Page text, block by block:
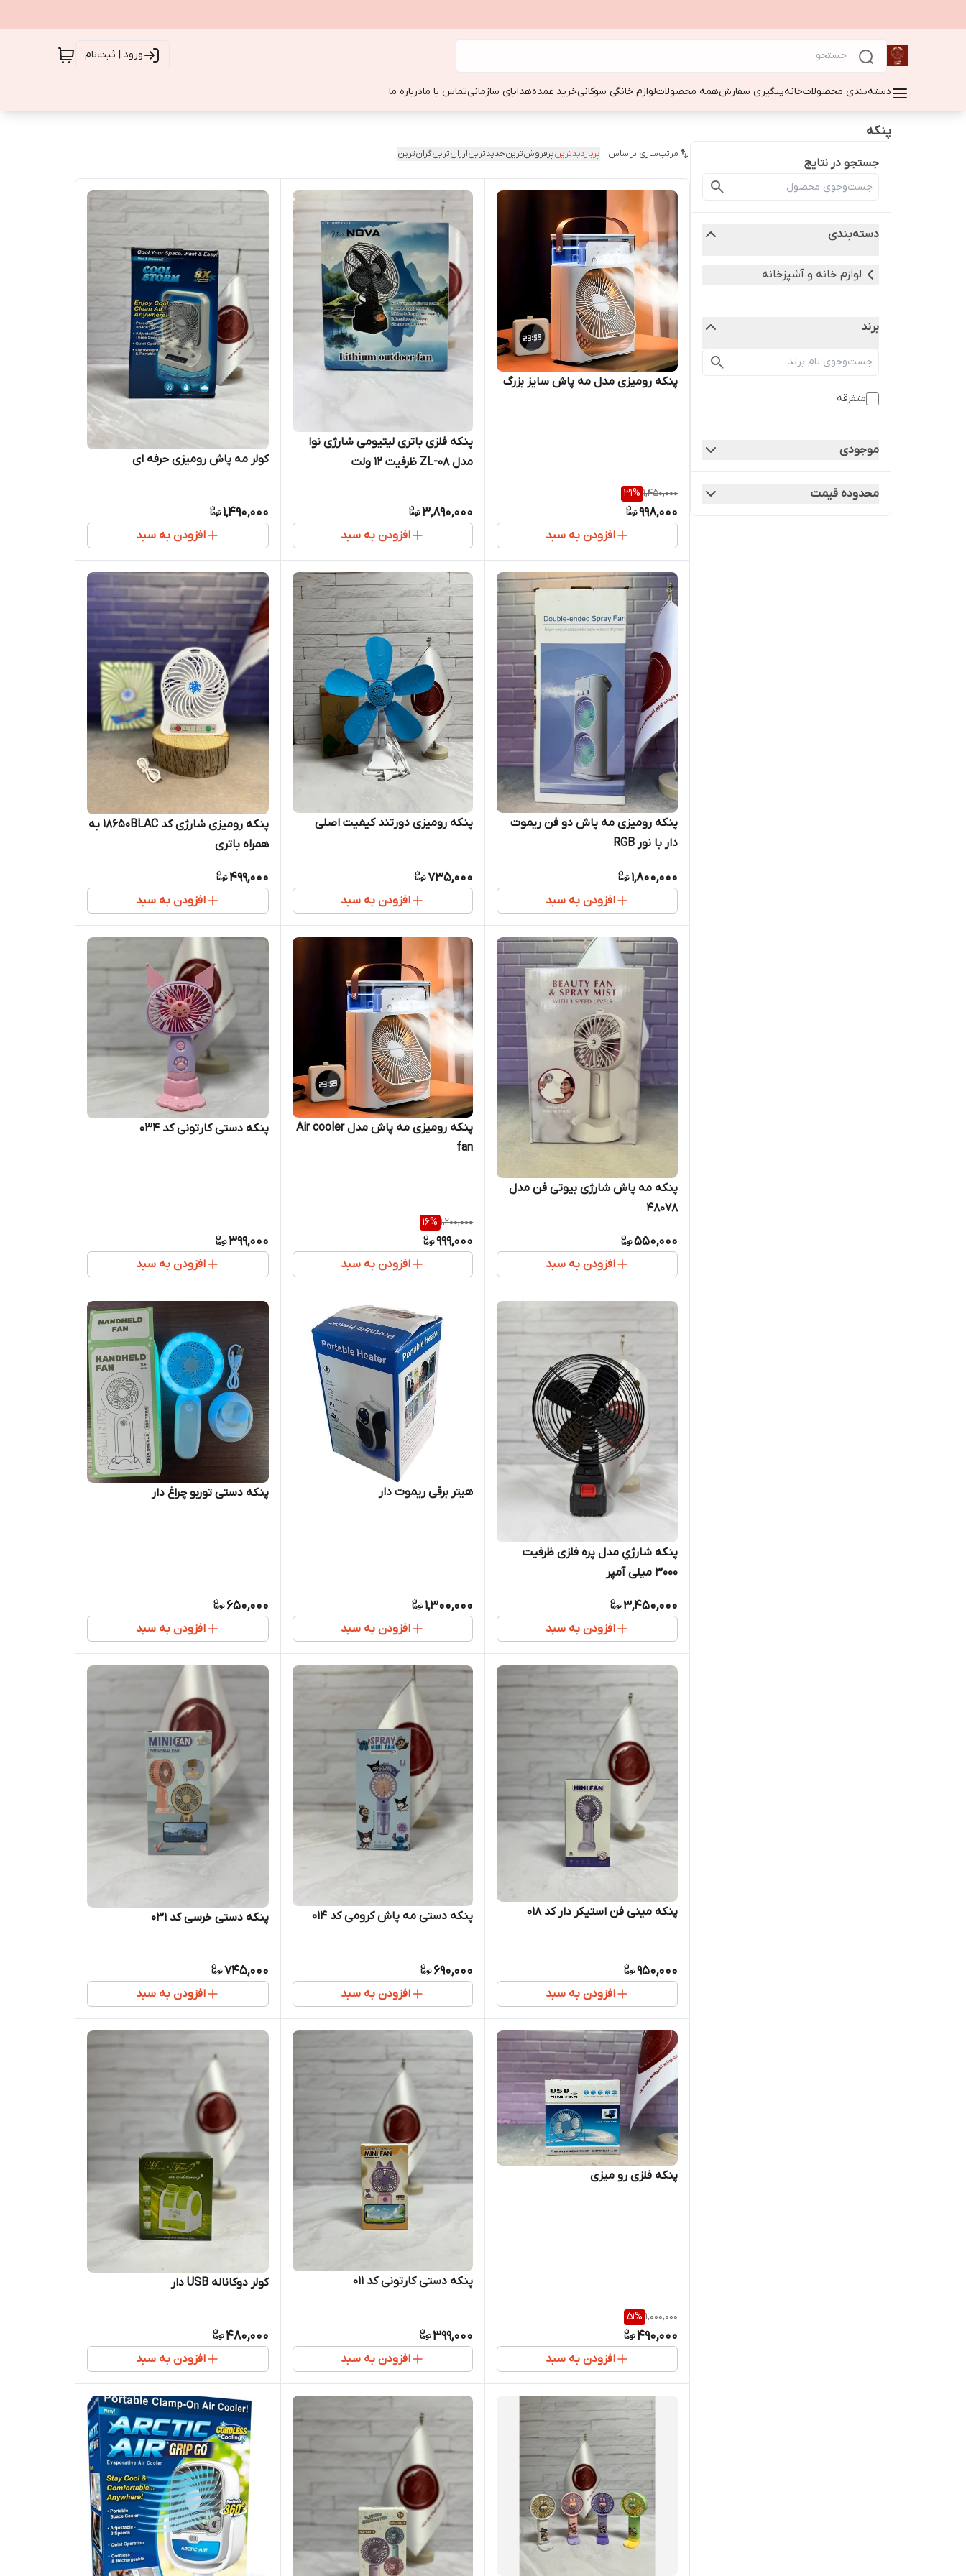
ورود | ثبت‌نام
دسته‌بندی محصولاتخانهپیگیری سفارشهمه محصولاتلوازم خانگی سوکانیخرید عمدههدایای سازمانیتماس با مادرباره ما
پنکه
جستجو در نتایج
دسته‌بندی
لوازم خانه و آشپزخانه
برند
متفرقه
موجودی
محدوده قیمت
مرتب‌سازی براساس: پربازدیدترینپرفروش‌ترینجدیدترینارزان‌ترینگران‌ترین
پنکه رومیزی مدل مه پاش سایز بزرگ
1,450,000
31%
998,000
افزودن به سبد
پنکه فلزی باتری لیتیومی شارژی نوا
مدل ZL-08 ظرفیت ۱۲ ولت
3,890,000
افزودن به سبد
کولر مه پاش رومیزی حرفه ای
1,490,000
افزودن به سبد
پنکه رومیزی مه پاش دو فن ریموت
دار با نور RGB
1,800,000
افزودن به سبد
پنکه رومیزی دورتند کیفیت اصلی
735,000
افزودن به سبد
پنکه رومیزی شارژی کد 18650BLAC به
همراه باتری
499,000
افزودن به سبد
پنکه مه پاش شارژی بیوتی فن مدل
48078
550,000
افزودن به سبد
پنکه رومیزی مه پاش مدل Air cooler
fan
1,200,000
16%
999,000
افزودن به سبد
پنکه دستی کارتونی کد 034
399,000
افزودن به سبد
پنکه شارژي مدل پره فلزی ظرفیت
3000 میلی آمپر
3,450,000
افزودن به سبد
هیتر برقی ریموت دار
1,300,000
افزودن به سبد
پنکه دستی توربو چراغ دار
650,000
افزودن به سبد
پنکه مینی فن استیکر دار کد 018
950,000
افزودن به سبد
پنکه دستی مه پاش کرومی کد 014
690,000
افزودن به سبد
پنکه دستی خرسی کد 031
745,000
افزودن به سبد
پنکه فلزی رو میزی
1,000,000
51%
490,000
افزودن به سبد
پنکه دستی کارتونی کد 011
399,000
افزودن به سبد
کولر دوکاناله USB دار
480,000
افزودن به سبد